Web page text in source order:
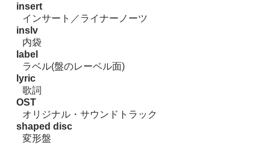
insert
インサート／ライナーノーツ
inslv
内袋
label
ラベル(盤のレーベル面)
lyric
歌詞
OST
オリジナル・サウンドトラック
shaped disc
変形盤